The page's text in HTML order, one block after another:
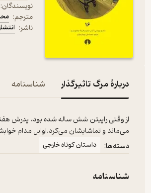
نویسندگان:
مترجم:
ناشر:
دربارۀ مرگ تاثیرگذار شناسنامه
از وقتی راپیتن شش ساله شده بود، پدرش
می‌ماند و تماشایشان می‌کرد.اوایل مدام
دسته‌ها: داستان کوتاه خارجی
شناسنامه